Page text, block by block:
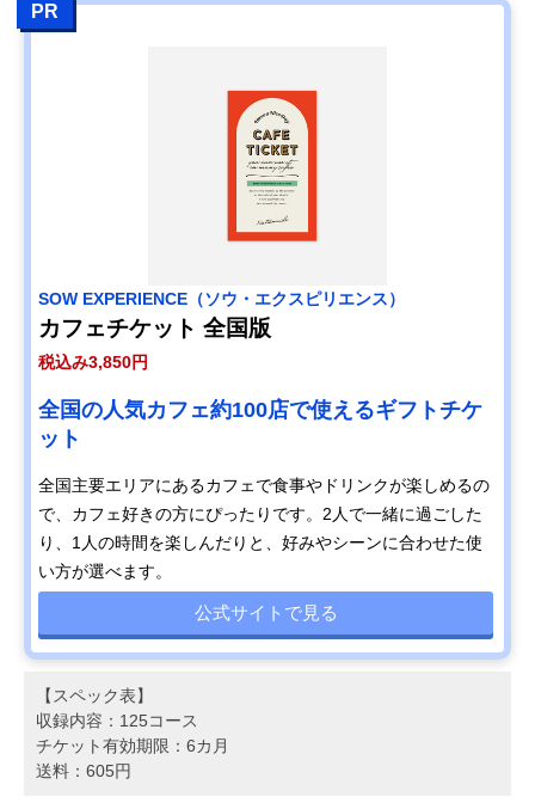
PR
SOW EXPERIENCE（ソウ・エクスピリエンス）
カフェチケット 全国版
税込み3,850円
全国の人気カフェ約100店で使えるギフトチケ
ット
全国主要エリアにあるカフェで食事やドリンクが楽しめるの
で、カフェ好きの方にぴったりです。2人で一緒に過ごした
り、1人の時間を楽しんだりと、好みやシーンに合わせた使
い方が選べます。
公式サイトで見る
【スペック表】
収録内容：125コース
チケット有効期限：6カ月
送料：605円